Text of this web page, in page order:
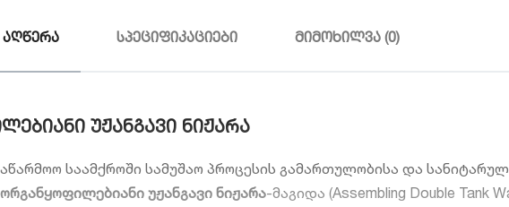
აღწერა სპეციფიკაციები მიმოხილვა (0)
უჟანგავი ნიჟარა
საამქროში სამუშაო პროცესის გამართულობისა და
ორგანყოფილებიანი უჟანგავი ნიჟარა-მაგიდა (Assembling Double Tank